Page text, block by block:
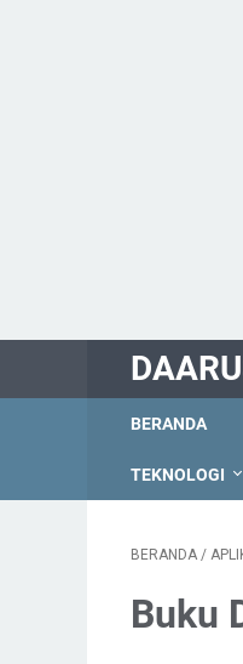
BERANDA
TEKNOLOGI
BERANDA /
Buku